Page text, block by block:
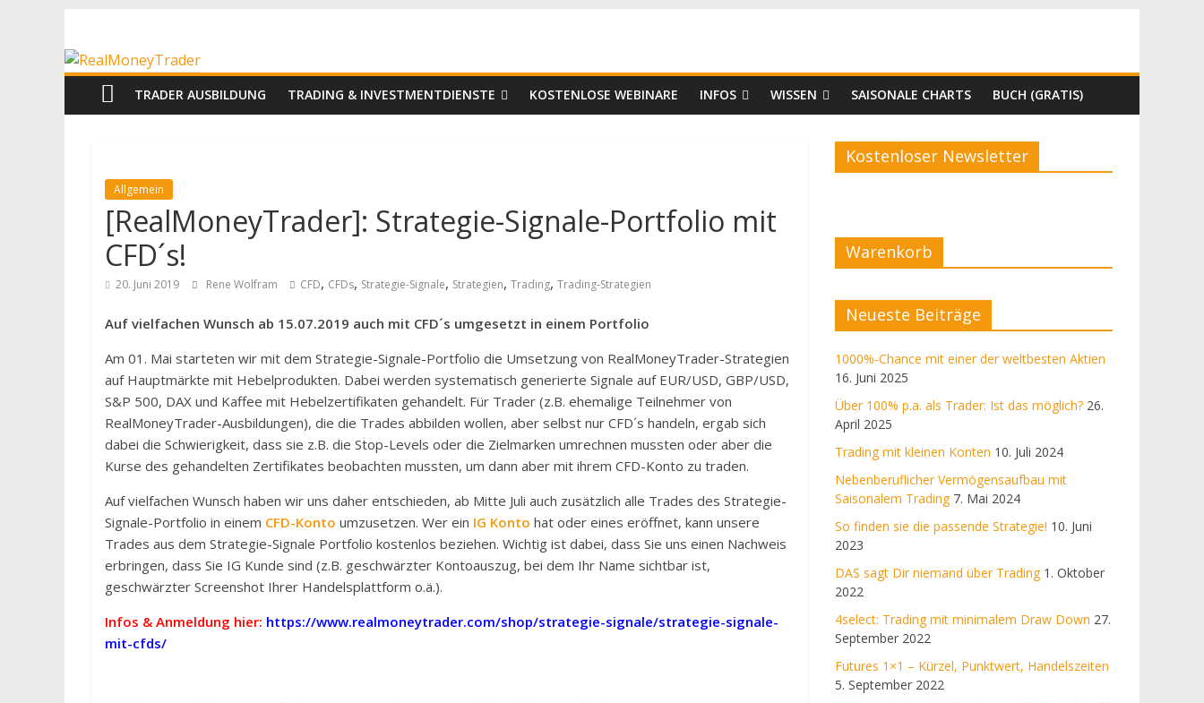
springen
RealMoneyTrader
Echtgeld-
Trading
TRADER AUSBILDUNG TRADING & INVESTMENTDIENSTE KOSTENLOSE WEBINARE INFOS WISSEN SAISONALE CHARTS BUCH (GRATIS)
Allgemein
[RealMoneyTrader]: Strategie-Signale-Portfolio mit
CFD´s!
20. Juni 2019 Rene Wolfram CFD, CFDs, Strategie-Signale, Strategien, Trading, Trading-Strategien
Auf vielfachen Wunsch ab 15.07.2019 auch mit CFD´s umgesetzt in einem Portfolio
Am 01. Mai starteten wir mit dem Strategie-Signale-Portfolio die Umsetzung von RealMoneyTrader-Strategien
auf Hauptmärkte mit Hebelprodukten. Dabei werden systematisch generierte Signale auf EUR/USD, GBP/USD,
S&P 500, DAX und Kaffee mit Hebelzertifikaten gehandelt. Für Trader (z.B. ehemalige Teilnehmer von
RealMoneyTrader-Ausbildungen), die die Trades abbilden wollen, aber selbst nur CFD´s handeln, ergab sich
dabei die Schwierigkeit, dass sie z.B. die Stop-Levels oder die Zielmarken umrechnen mussten oder aber die
Kurse des gehandelten Zertifikates beobachten mussten, um dann aber mit ihrem CFD-Konto zu traden.
Auf vielfachen Wunsch haben wir uns daher entschieden, ab Mitte Juli auch zusätzlich alle Trades des Strategie-
Signale-Portfolio in einem CFD-Konto umzusetzen. Wer ein IG Konto hat oder eines eröffnet, kann unsere
Trades aus dem Strategie-Signale Portfolio kostenlos beziehen. Wichtig ist dabei, dass Sie uns einen Nachweis
erbringen, dass Sie IG Kunde sind (z.B. geschwärzter Kontoauszug, bei dem Ihr Name sichtbar ist,
geschwärzter Screenshot Ihrer Handelsplattform o.ä.).
Infos & Anmeldung hier: https://www.realmoneytrader.com/shop/strategie-signale/strategie-signale-
mit-cfds/
Kostenloser Newsletter
Warenkorb
Neueste Beiträge
1000%-Chance mit einer der weltbesten Aktien
16. Juni 2025
Über 100% p.a. als Trader: Ist das möglich? 26.
April 2025
Trading mit kleinen Konten 10. Juli 2024
Nebenberuflicher Vermögensaufbau mit
Saisonalem Trading 7. Mai 2024
So finden sie die passende Strategie! 10. Juni
2023
DAS sagt Dir niemand über Trading 1. Oktober
2022
4select: Trading mit minimalem Draw Down 27.
September 2022
Futures 1×1 – Kürzel, Punktwert, Handelszeiten
5. September 2022